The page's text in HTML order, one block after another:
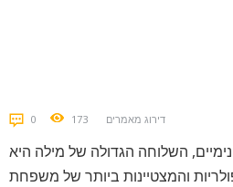
0 173 דירוג מאמרים
השלוחה הגדולה של מילה היא
והמצטיינות ביותר של משפחת